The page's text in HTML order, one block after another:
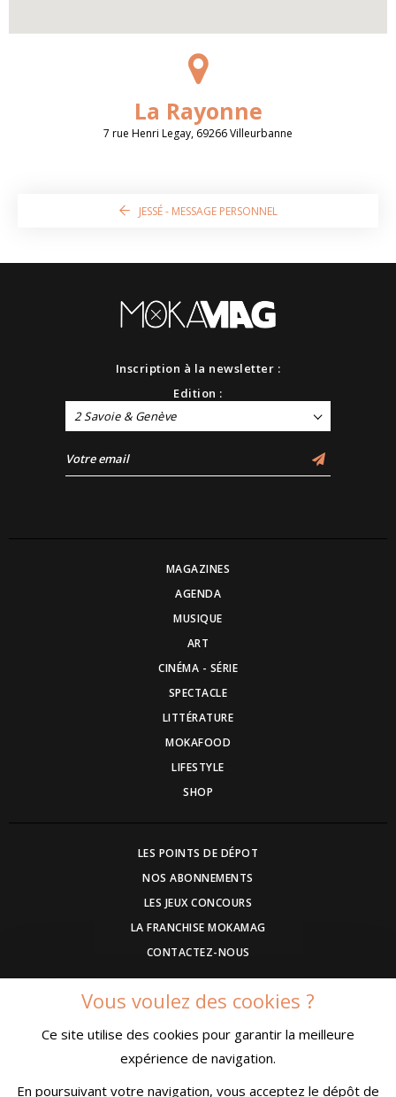
La Rayonne
7 rue Henri Legay, 69266 Villeurbanne
JESSÉ - MESSAGE PERSONNEL
Inscription à la newsletter :
Edition :
2 Savoie & Genève
MAGAZINES
AGENDA
MUSIQUE
ART
CINÉMA - SÉRIE
SPECTACLE
LITTÉRATURE
MOKAFOOD
LIFESTYLE
SHOP
LES POINTS DE DÉPOT
NOS ABONNEMENTS
LES JEUX CONCOURS
LA FRANCHISE MOKAMAG
CONTACTEZ-NOUS
DEVENEZ ANNONCEUR
COMMUNIQUEZ UN EVENEMENT
CONDITIONS GÉNÉRALES DE VENTE
MENTIONS LÉGALES
Vous voulez des cookies ?
Ce site utilise des cookies pour garantir la meilleure
expérience de navigation.
En poursuivant votre navigation, vous acceptez le dépôt de